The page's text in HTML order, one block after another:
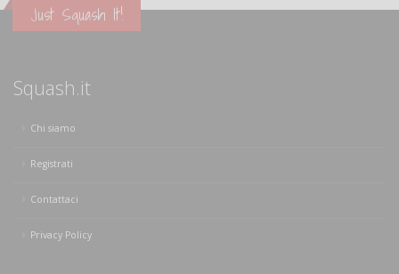
Just Squash It!
Squash.it
Chi siamo
Registrati
Contattaci
Privacy Policy